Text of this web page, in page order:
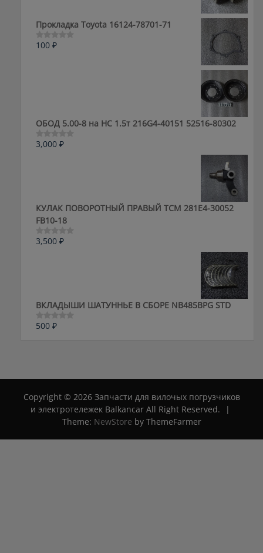
5
Прокладка Toyota 16124-78701-71
Оценка
100 ₽
ОБОД 5.00-8 на HC 1.5т 216G4-40151 52516-80302
Оценка
3,000 ₽
КУЛАК ПОВОРОТНЫЙ ПРАВЫЙ ТСМ 281E4-30052
FB10-18
Оценка
3,500 ₽
ВКЛАДЫШИ ШАТУННЬЕ В СБОРЕ NB485BPG STD
Оценка
500 ₽
Copyright © 2026 Запчасти для вилочых погрузчиков
и электротележек Balkancar All Right Reserved.
|
Theme: NewStore by ThemeFarmer